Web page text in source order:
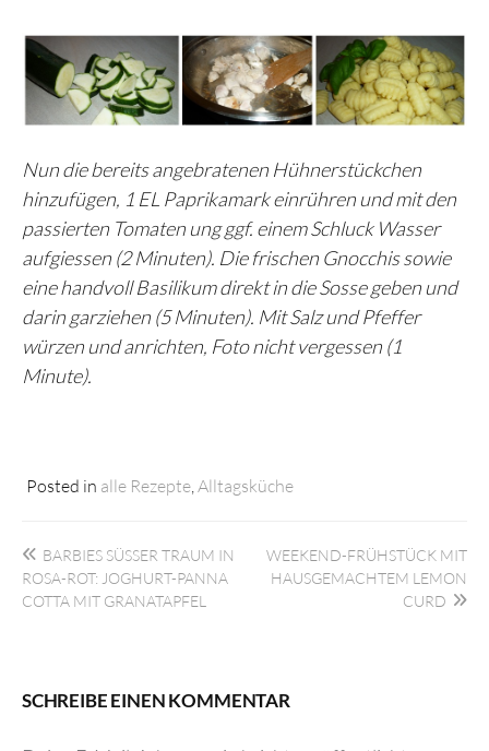
Nun die bereits angebratenen Hühnerstückchen
hinzufügen, 1 EL Paprikamark einrühren und mit den
passierten Tomaten ung ggf. einem Schluck Wasser
aufgiessen (2 Minuten). Die frischen Gnocchis sowie
eine handvoll Basilikum direkt in die Sosse geben und
darin garziehen (5 Minuten). Mit Salz und Pfeffer
würzen und anrichten, Foto nicht vergessen (1
Minute).
Posted in alle Rezepte Alltagsküche
Beitragsnavigation
BARBIES SÜSSER TRAUM IN
ROSA-ROT: JOGHURT-PANNA
COTTA MIT GRANATAPFEL
WEEKEND-FRÜHSTÜCK MIT
HAUSGEMACHTEM LEMON
CURD
SCHREIBE EINEN KOMMENTAR